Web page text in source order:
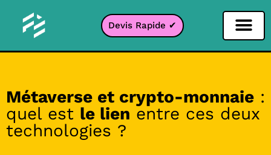
Devis Rapide ✔
Métaverse et crypto-monnaie :
quel est le lien entre ces deux
technologies ?